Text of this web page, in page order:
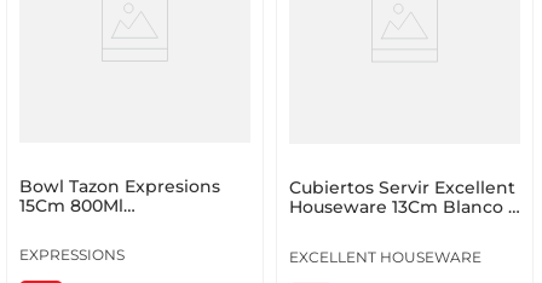
Bowl Tazon Expresions
15Cm 800Ml
Negro En Plas
EXPRESSIONS
Cubiertos Servir Excellent
Houseware 13Cm Blanco 2
EXCELLENT HOUSEWARE